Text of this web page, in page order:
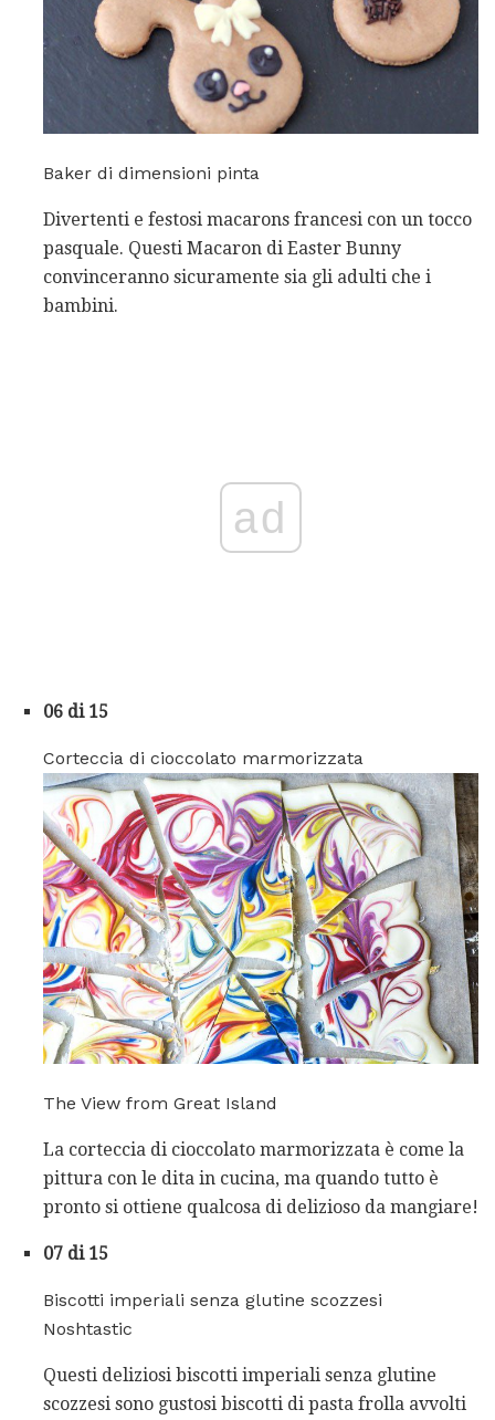
Baker di dimensioni pinta
Divertenti e festosi macarons francesi con un tocco
pasquale. Questi Macaron di Easter Bunny
convinceranno sicuramente sia gli adulti che i
bambini.
ad
06 di 15
Corteccia di cioccolato marmorizzata
The View from Great Island
La corteccia di cioccolato marmorizzata è come la
pittura con le dita in cucina, ma quando tutto è
pronto si ottiene qualcosa di delizioso da mangiare!
07 di 15
Biscotti imperiali senza glutine scozzesi
Noshtastic
Questi deliziosi biscotti imperiali senza glutine
scozzesi sono gustosi biscotti di pasta frolla avvolti